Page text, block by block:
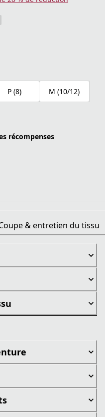
P (8) M (10/12)
récompenses
& entretien du tissu